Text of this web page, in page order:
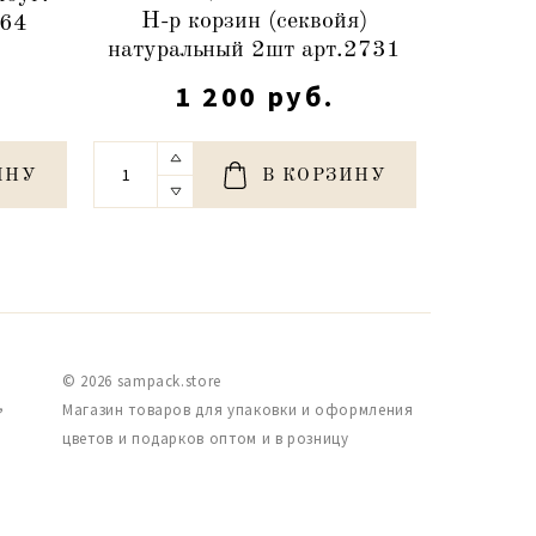
Н-р корзин (секвойя)
натуральный 2шт арт.2731
1 200 руб.
В КОРЗИНУ
© 2026 sampack.store
Магазин товаров для упаковки и оформления
цветов и подарков оптом и в розницу